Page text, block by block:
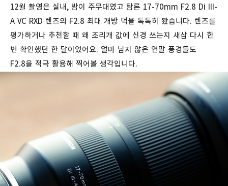
12월 촬영은 실내, 밤이 주무대였고 탐론 17-70mm F2.8 Di III-
A VC RXD 렌즈의 F2.8 최대 개방 덕을 톡톡히 봤습니다. 렌즈를
평가하거나 추천할 때 왜 조리개 값에 신경 쓰는지 새삼 다시 한
번 확인했던 한 달이었어요. 얼마 남지 않은 연말 풍경들도
F2.8을 적극 활용해 찍어볼 생각입니다.